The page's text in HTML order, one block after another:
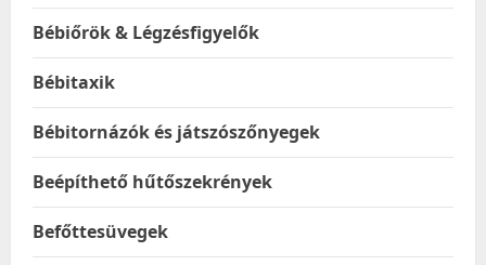
Bébiőrök & Légzésfigyelők
Bébitaxik
Bébitornázók és játszószőnyegek
Beépíthető hűtőszekrények
Befőttesüvegek